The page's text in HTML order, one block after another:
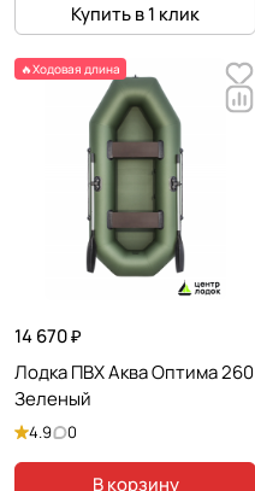
Купить в 1 клик
🔥Ходовая длина
14 670 ₽
Лодка ПВХ Аква Оптима 260
Зеленый
4.9 0
В корзину